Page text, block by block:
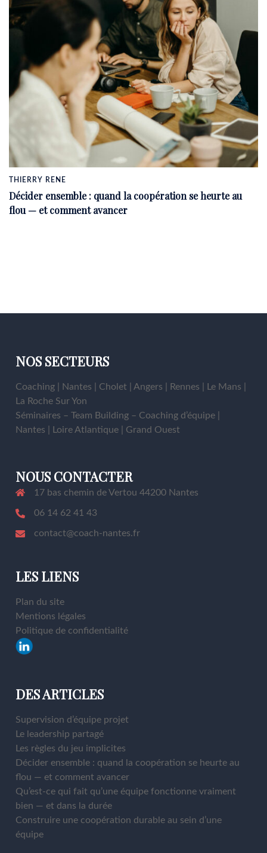
THIERRY RENE
Décider ensemble : quand la coopération se heurte au
flou — et comment avancer
NOS SECTEURS
Coaching | Nantes | Cholet | Angers | Rennes | Le Mans |
La Roche Sur Yon
Séminaires – Team Building – Coaching d’équipe |
Nantes | Loire Atlantique | Grand Ouest
NOUS CONTACTER
17 bas chemin de Vertou 44200 Nantes
06 14 62 41 43
contact@coach-nantes.fr
LES LIENS
Plan du site
Mentions légales
Politique de confidentialité
DES ARTICLES
Supervision d’équipe projet
Le leadership partagé
Les règles du jeu implicites
Décider ensemble : quand la coopération se heurte au
flou — et comment avancer
Qu’est-ce qui fait qu’une équipe fonctionne vraiment
bien — et dans la durée
Construire une coopération durable au sein d’une
équipe